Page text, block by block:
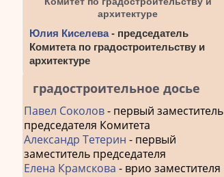
архитектуре
Юлия Киселева- председатель
Комитета по градостроительству и
архитектуре
градостроительное досье
Павел Соколов- первый заместитель
председателя Комитета
Александр Тетерин - первый
заместитель председателя
Елена Крамскова - врио заместителя